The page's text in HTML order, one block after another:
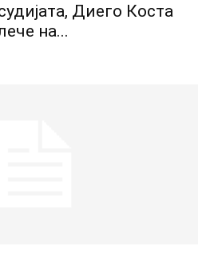
Диего Коста
на...